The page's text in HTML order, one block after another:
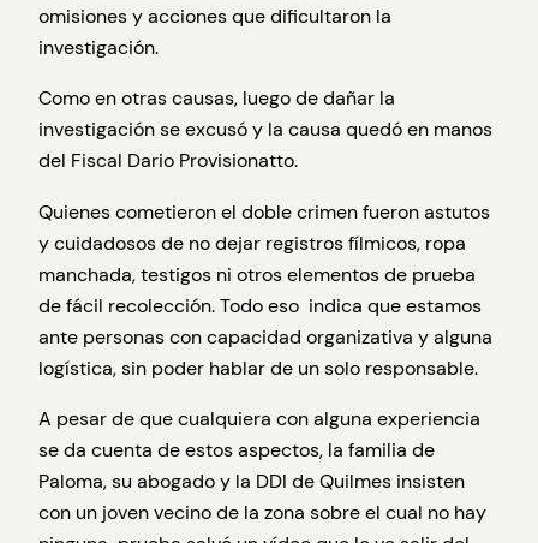
omisiones y acciones que dificultaron la
investigación.
Como en otras causas, luego de dañar la
investigación se excusó y la causa quedó en manos
del Fiscal Dario Provisionatto.
Quienes cometieron el doble crimen fueron astutos
y cuidadosos de no dejar registros fílmicos, ropa
manchada, testigos ni otros elementos de prueba
de fácil recolección. Todo eso indica que estamos
ante personas con capacidad organizativa y alguna
logística, sin poder hablar de un solo responsable.
A pesar de que cualquiera con alguna experiencia
se da cuenta de estos aspectos, la familia de
Paloma, su abogado y la DDI de Quilmes insisten
con un joven vecino de la zona sobre el cual no hay